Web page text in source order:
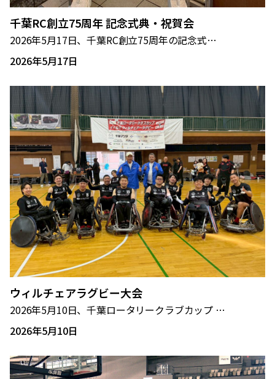
千葉RC創立75周年 記念式典・祝賀会
2026年5月17日、千葉RC創立75周年の記念式…
2026年5月17日
ウィルチェアラグビー大会
2026年5月10日、千葉ロータリークラブカップ …
2026年5月10日